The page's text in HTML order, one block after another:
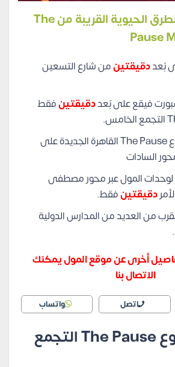
الحيوية القريبة منThe
Pause
بُعددقيقتينمن شارع التسعين
فيقع على بٌعددقيقتينفقط
كذلك يتواجد مشروع The Pause القاهرة الجديدة على
السادات
المول عبر محور مصطفى
دقيقتينفقط.
من العديد من المدارس الدولية
أخرى عن موقع المول يمكنك
الاتصال بنا
اتصل واتساب
تصميم مشروع The Pause التجمع